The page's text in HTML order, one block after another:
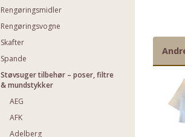
Rengøringsmidler
Rengøringsvogne
Skafter
Spande
Støvsuger tilbehør – poser, filtre
& mundstykker
AEG
AFK
Adelberg